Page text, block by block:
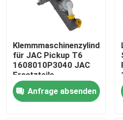
Haus
Produkte
Klemmmaschinenzylinder
für JAC Pickup T6
1608010P3040 JAC
Ersatzteile
Anfrage absenden